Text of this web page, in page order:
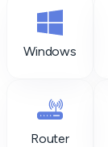
Windows
Router